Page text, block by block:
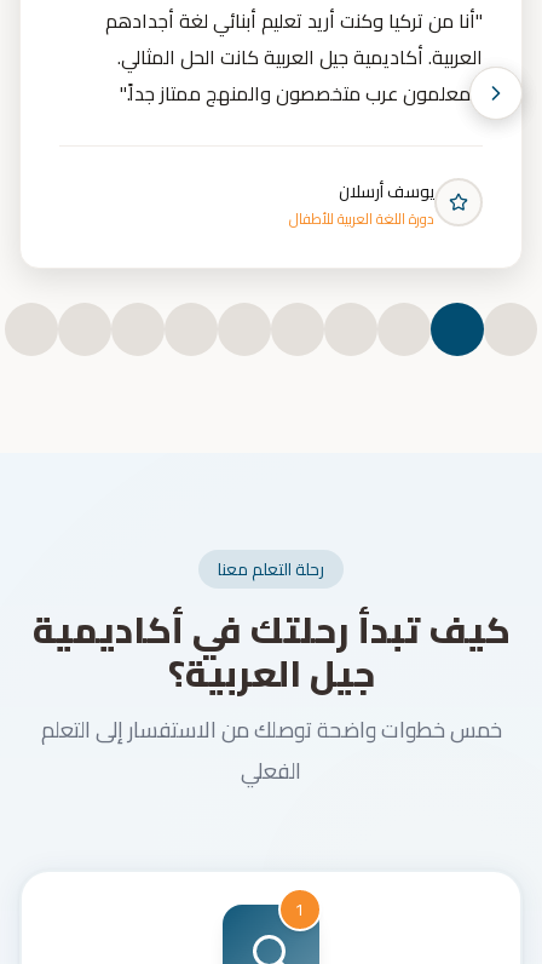
"أنا من تركيا وكنت أريد تعليم أبنائي لغة أجدادهم
العربية. أكاديمية جيل العربية كانت الحل المثالي.
المعلمون عرب متخصصون والمنهج ممتاز جداً."
يوسف أرسلان
دورة اللغة العربية للأطفال
رحلة التعلم معنا
كيف تبدأ رحلتك في أكاديمية
جيل العربية؟
خمس خطوات واضحة توصلك من الاستفسار إلى التعلم
الفعلي
1